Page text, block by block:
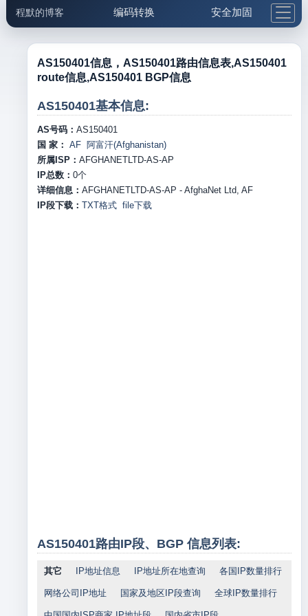
程默的博客 编码转换 安全加固
邮件工具 生活便民 更多工具
5.1支付宝大红包
AS150401信息，AS150401路由信息表,AS150401
route信息,AS150401 BGP信息
AS150401基本信息:
AS号码： AS150401
国 家： AF 阿富汗(Afghanistan)
所属ISP： AFGHANETLTD-AS-AP
IP总数： 0个
详细信息： AFGHANETLTD-AS-AP - AfghaNet Ltd, AF
IP段下载： TXT格式 file下载
AS150401路由IP段、BGP 信息列表:
其它 IP地址信息 IP地址所在地查询 各国IP数量排行
网络公司IP地址 国家及地区IP段查询 全球IP数量排行